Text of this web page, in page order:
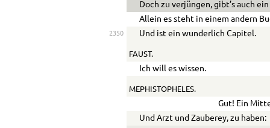
Doch zu verjüngen, gibt’s auch
Allein es steht in einem andern
2350 Und ist ein wunderlich Capitel.
FAUST.
Ich will es wissen.
MEPHISTOPHELES.
Gut! Ein
Und Arzt und Zauberey, zu haben: